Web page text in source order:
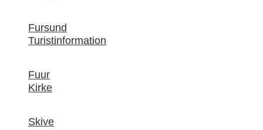
Fursund
Turistinformation
Fuur
Kirke
Skive